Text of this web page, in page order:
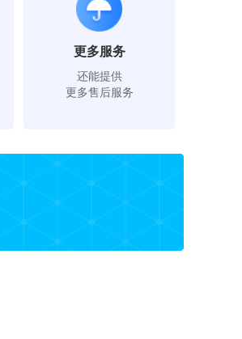
更多服务
还能提供
更多售后服务